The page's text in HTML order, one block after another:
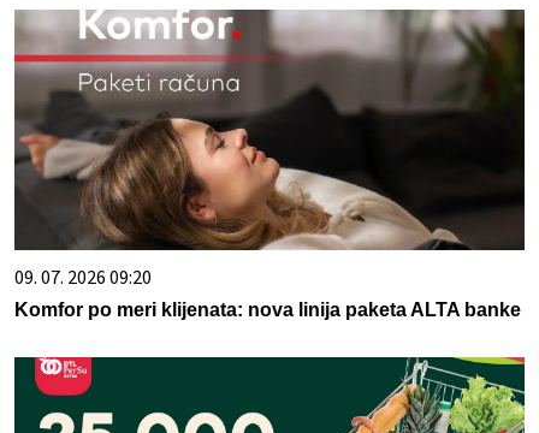
09. 07. 2026 09:20
Komfor po meri klijenata: nova linija paketa ALTA banke